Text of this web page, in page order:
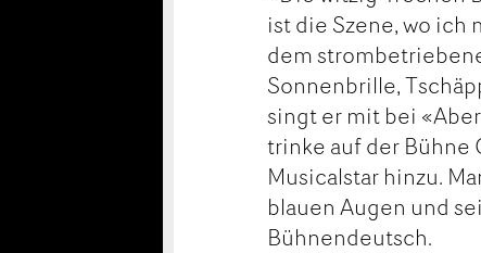
ist die Szene, wo
dem
Sonnenbrille,
singt er mit bei
trinke auf der Bühne
Musicalstar hinzu.
blauen Augen und
Bühnendeutsch.